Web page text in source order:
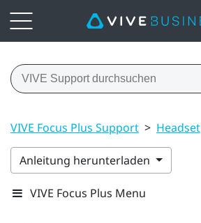
VIVE Focus Plus Support > Headset
Anleitung herunterladen
VIVE Focus Plus Menu